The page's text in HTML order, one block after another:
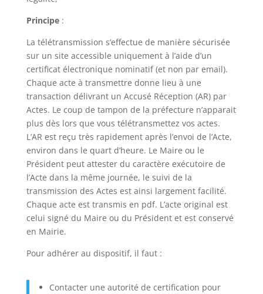
Principe:
La télétransmission s’effectue de manière sécurisée
sur un site accessible uniquement à l’aide d’un
certificat électronique nominatif (et non par email).
Chaque acte à transmettre donne lieu à une
transaction délivrant un Accusé Réception (AR) par
Actes. Le coup de tampon de la préfecture n’apparait
plus dès lors que vous télétransmettez vos actes.
L’AR est reçu très rapidement après l’envoi de l’Acte,
environ dans le quart d’heure. Le Maire ou le
Président peut attester du caractère exécutoire de
l’Acte dans la même journée, le suivi de la
transmission des Actes est ainsi largement facilité.
Chaque acte est transmis en pdf. L’acte original est
celui signé du Maire ou du Président et est conservé
en Mairie.
Pour adhérer au dispositif, il faut :
Contacter une autorité de certification pour